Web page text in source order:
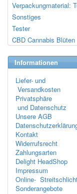
Verpackungmaterial:
Sonstiges
Tester
CBD Cannabis Blüten
Informationen
Liefer- und
Versandkosten
Privatsphäre
und Datenschutz
Unsere AGB
Kontakt
Widerrufsrecht
Zahlungsarten
Delight HeadShop
Impressum
Online-
Sonderangebote